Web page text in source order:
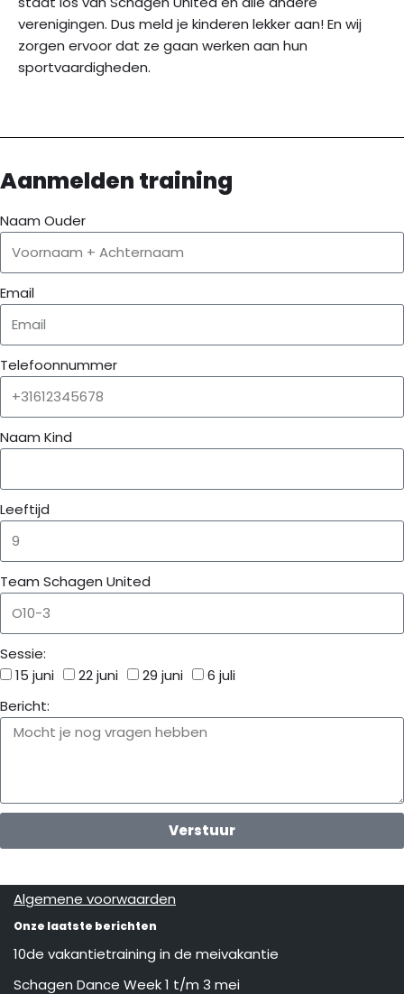
verenigingen. Dus meld je kinderen lekker aan! En wij
zorgen ervoor dat ze gaan werken aan hun
sportvaardigheden.
Aanmelden training
Naam Ouder
Email
Telefoonnummer
Naam Kind
Leeftijd
Team Schagen United
Sessie:
15 juni
22 juni 29 juni
6 juli
Bericht:
Verstuur
Algemene voorwaarden
Onze laatste berichten
10de vakantietraining in de meivakantie
Schagen Dance Week 1 t/m 3 mei